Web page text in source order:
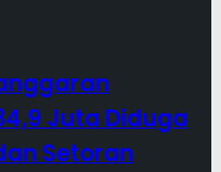
Juta Diduga
Setoran